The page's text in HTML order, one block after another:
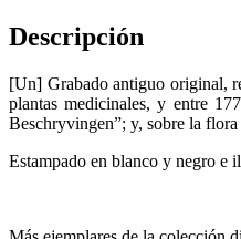
Descripción
[Un] Grabado antiguo original,
plantas medicinales, y entre
Beschryvingen”; y, sobre la
Estampado en blanco y negro e